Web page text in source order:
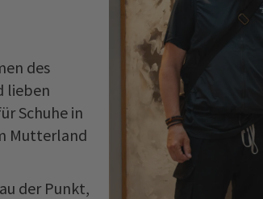
des
lieben
Schuhe in
Mutterland
der Punkt,